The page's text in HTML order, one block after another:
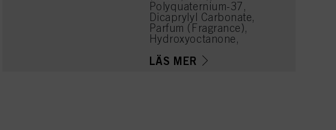
Polyquaternium-37,
Dicaprylyl Carbonate,
Parfum (Fragrance),
Hydroxyoctanone,
Calcium Chloride,
LÄS MER